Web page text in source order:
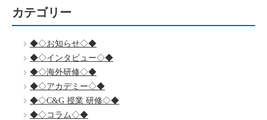
カテゴリー
◆◇お知らせ◇◆
◆◇インタビュー◇◆
◆◇海外研修◇◆
◆◇アカデミー◇◆
◆◇C&G 授業 研修◇◆
◆◇コラム◇◆